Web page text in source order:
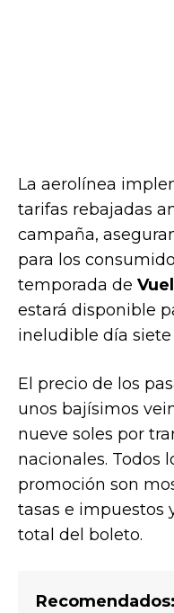
La aerolínea
tarifas rebajadas
campaña,
para los
temporada de
estará disponible
ineludible día
El precio de los
unos bajísimos
nueve soles por
nacionales. Todos
promoción son
tasas e impuestos
total del boleto.
Recomendados: